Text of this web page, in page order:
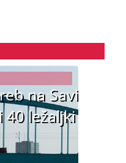
na Savi
40 ležaljki